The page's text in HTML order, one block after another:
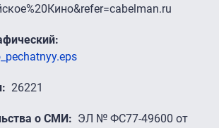
26221
о СМИ
ЭЛ № ФС77-49600 от